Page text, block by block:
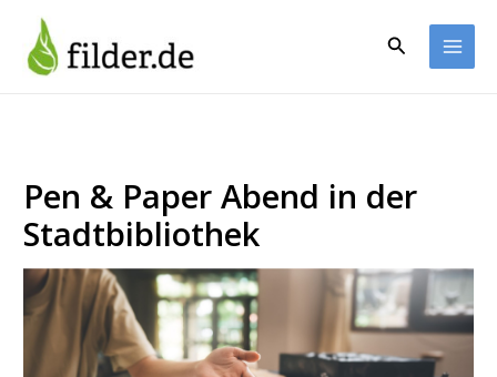
Inhalt
springen
Suchen
Pen & Paper Abend in der
Stadtbibliothek